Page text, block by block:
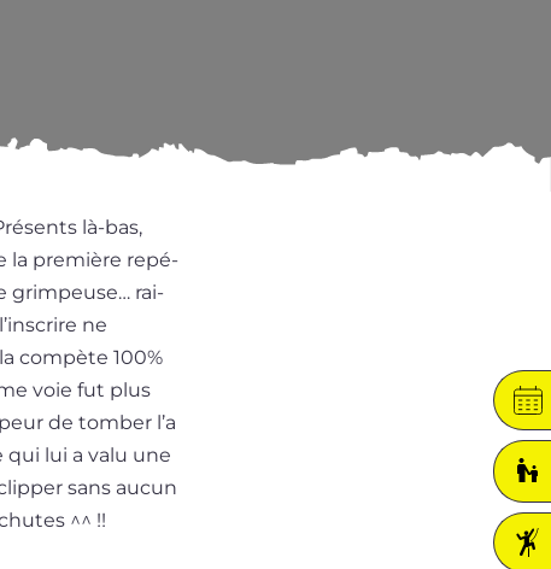
là-bas,
la pre­mière repé­
grim­peuse… rai­
ne
com­pète 100%
voie fut plus
de tom­ber l’a
lui a valu une
sans aucun
^^ !!